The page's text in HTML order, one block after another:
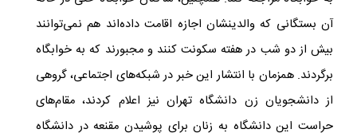
آن بستگانی که والدینشان اجازه اقامت داده‌اند هم نمی‌توانند
بیش از دو شب در هفته سکونت کنند و مجبورند که به خوابگاه
برگردند. همزمان با انتشار این خبر در شبکه‌های اجتماعی، گروهی
از دانشجویان زن دانشگاه تهران نیز اعلام کردند، مقام‌های
حراست این دانشگاه به زنان برای پوشیدن مقنعه در دانشگاه